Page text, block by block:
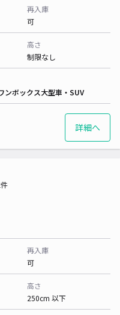
再入庫
可
高さ
制限なし
ンボックス大型車・SUV
詳細へ
再入庫
可
高さ
250cm 以下